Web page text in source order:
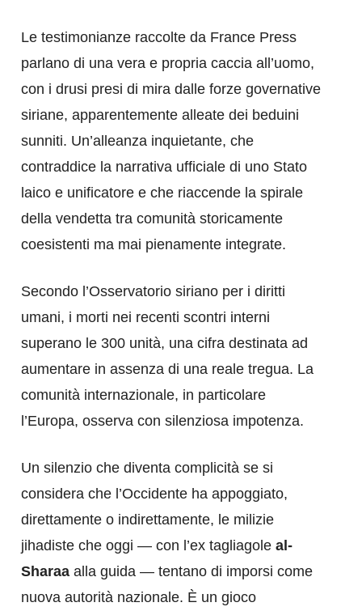
Le testimonianze raccolte da France Press
parlano di una vera e propria caccia all’uomo,
con i drusi presi di mira dalle forze governative
siriane, apparentemente alleate dei beduini
sunniti. Un’alleanza inquietante, che
contraddice la narrativa ufficiale di uno Stato
laico e unificatore e che riaccende la spirale
della vendetta tra comunità storicamente
coesistenti ma mai pienamente integrate.
Secondo l’Osservatorio siriano per i diritti
umani, i morti nei recenti scontri interni
superano le 300 unità, una cifra destinata ad
aumentare in assenza di una reale tregua. La
comunità internazionale, in particolare
l’Europa, osserva con silenziosa impotenza.
Un silenzio che diventa complicità se si
considera che l’Occidente ha appoggiato,
direttamente o indirettamente, le milizie
jihadiste che oggi — con l’ex tagliagole al-
Sharaa alla guida — tentano di imporsi come
nuova autorità nazionale. È un gioco